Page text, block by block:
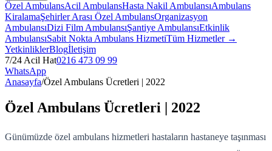
Özel AmbulansAcil AmbulansHasta Nakil AmbulansıAmbulans
KiralamaŞehirler Arası Özel AmbulansOrganizasyon
AmbulansıDizi Film AmbulansıŞantiye AmbulansıEtkinlik
AmbulansıSabit Nokta Ambulans HizmetiTüm Hizmetler →
YetkinliklerBlogİletişim
7/24 Acil Hat0216 473 09 99
WhatsApp
Anasayfa/Özel Ambulans Ücretleri | 2022
Özel Ambulans Ücretleri | 2022
Günümüzde özel ambulans hizmetleri hastaların hastaneye taşınması